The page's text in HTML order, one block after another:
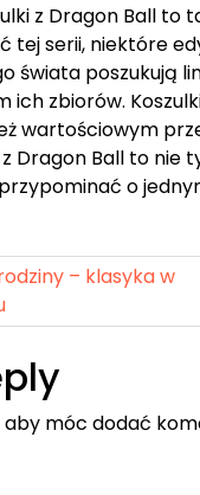
z Dragon Ball to
tej serii, niektóre
świata poszukują
ich zbiorów.
wartościowym
z Dragon Ball to
o
– klasyka w
aby móc dodać